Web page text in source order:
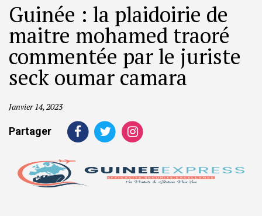
Guinée : la plaidoirie de
maitre mohamed traoré
commentée par le juriste
seck oumar camara
Janvier 14, 2023
Partager